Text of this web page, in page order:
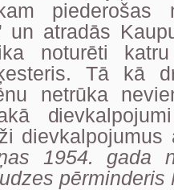
un atradās
noturēti
Tā kā
netrūka
dievkalpojumus
1954. gada
pērminderis